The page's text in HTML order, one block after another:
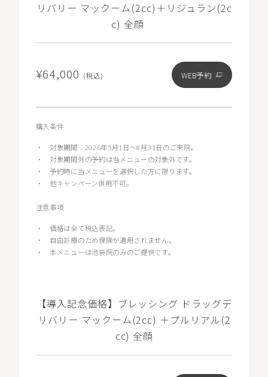
リバリー マックーム(2cc)＋リジュラン(2c
c) 全顔
¥64,000 (税込) WEB予約
購入条件
・ 対象期間：2026年5月1日〜8月31日のご来院。
・ 対象期間外の予約は当メニューの対象外です。
・予約時に当メニューを選択した方に限ります。
・他キャンペーン併用不可。
注意事項
・価格は全て税込表記。
・
自由診療のため保険が適用されません。
・本メニューは池袋院のみのご提供です。
【導入記念価格】ブレッシング ドラッグデ
リバリー マックーム(2cc) ＋プルリアル(2
cc) 全顔